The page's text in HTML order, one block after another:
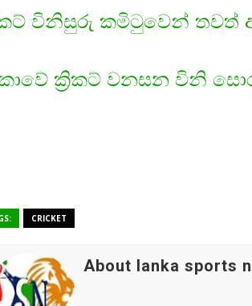
විනිසුරු කමිටුවෙන් තවත්
ක්‍රිකට් වනසන විනි
CRICKET
About lanka sports